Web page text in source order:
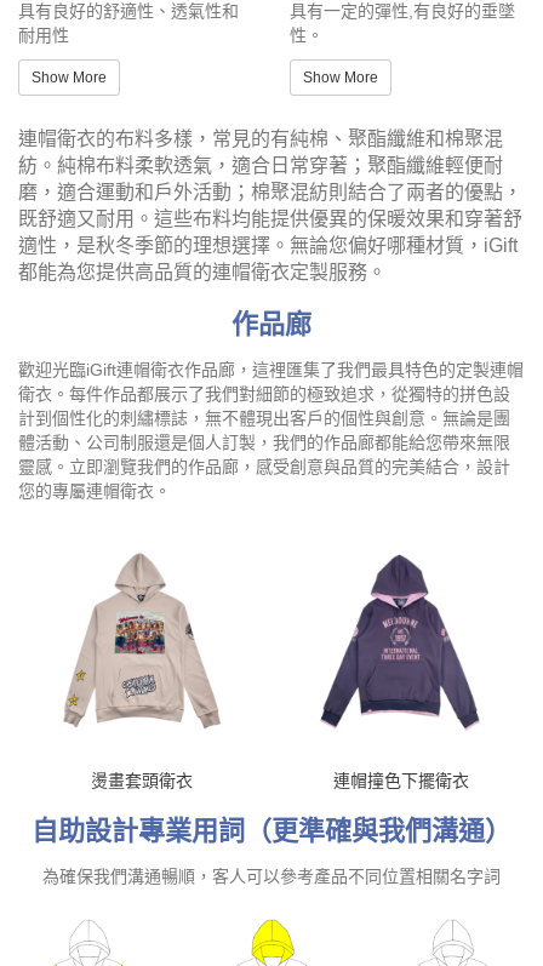
具有良好的舒適性、透氣性和
耐用性
Show More
具有一定的彈性,有良好的垂墜
性。
Show More
連帽衛衣的布料多樣，常見的有純棉、聚酯纖維和棉聚混
紡。純棉布料柔軟透氣，適合日常穿著；聚酯纖維輕便耐
磨，適合運動和戶外活動；棉聚混紡則結合了兩者的優點，
既舒適又耐用。這些布料均能提供優異的保暖效果和穿著舒
適性，是秋冬季節的理想選擇。無論您偏好哪種材質，iGift
都能為您提供高品質的連帽衛衣定製服務。
作品廊
歡迎光臨iGift連帽衛衣作品廊，這裡匯集了我們最具特色的定製連帽
衛衣。每件作品都展示了我們對細節的極致追求，從獨特的拼色設
計到個性化的刺繡標誌，無不體現出客戶的個性與創意。無論是團
體活動、公司制服還是個人訂製，我們的作品廊都能給您帶來無限
靈感。立即瀏覽我們的作品廊，感受創意與品質的完美結合，設計
您的專屬連帽衛衣。
燙畫套頭衛衣 連帽撞色下擺衛衣
自助設計專業用詞（更準確與我們溝通）
為確保我們溝通暢順，客人可以參考產品不同位置相關名字詞